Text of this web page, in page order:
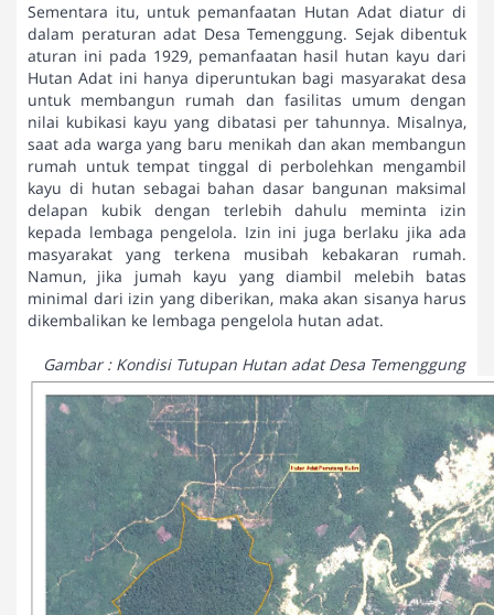
Sementara itu, untuk pemanfaatan Hutan Adat diatur di
dalam peraturan adat Desa Temenggung. Sejak dibentuk
aturan ini pada 1929, pemanfaatan hasil hutan kayu dari
Hutan Adat ini hanya diperuntukan bagi masyarakat desa
untuk membangun rumah dan fasilitas umum dengan
nilai kubikasi kayu yang dibatasi per tahunnya. Misalnya,
saat ada warga yang baru menikah dan akan membangun
rumah untuk tempat tinggal di perbolehkan mengambil
kayu di hutan sebagai bahan dasar bangunan maksimal
delapan kubik dengan terlebih dahulu meminta izin
kepada lembaga pengelola. Izin ini juga berlaku jika ada
masyarakat yang terkena musibah kebakaran rumah.
Namun, jika jumah kayu yang diambil melebih batas
minimal dari izin yang diberikan, maka akan sisanya harus
dikembalikan ke lembaga pengelola hutan adat.
Gambar : Kondisi Tutupan Hutan adat Desa Temenggung